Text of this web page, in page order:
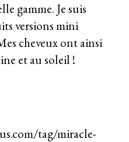
gamme. Je suis
versions mini
cheveux ont ainsi
et au soleil !
tag/miracle-